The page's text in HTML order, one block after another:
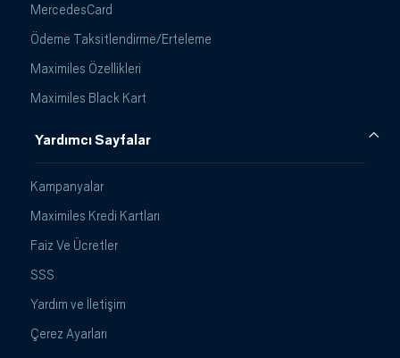
MercedesCard
Ödeme Taksitlendirme/Erteleme
Maximiles Özellikleri
Maximiles Black Kart
Yardımcı Sayfalar
Kampanyalar
Maximiles Kredi Kartları
Faiz Ve Ücretler
SSS
Yardım ve İletişim
Çerez Ayarları